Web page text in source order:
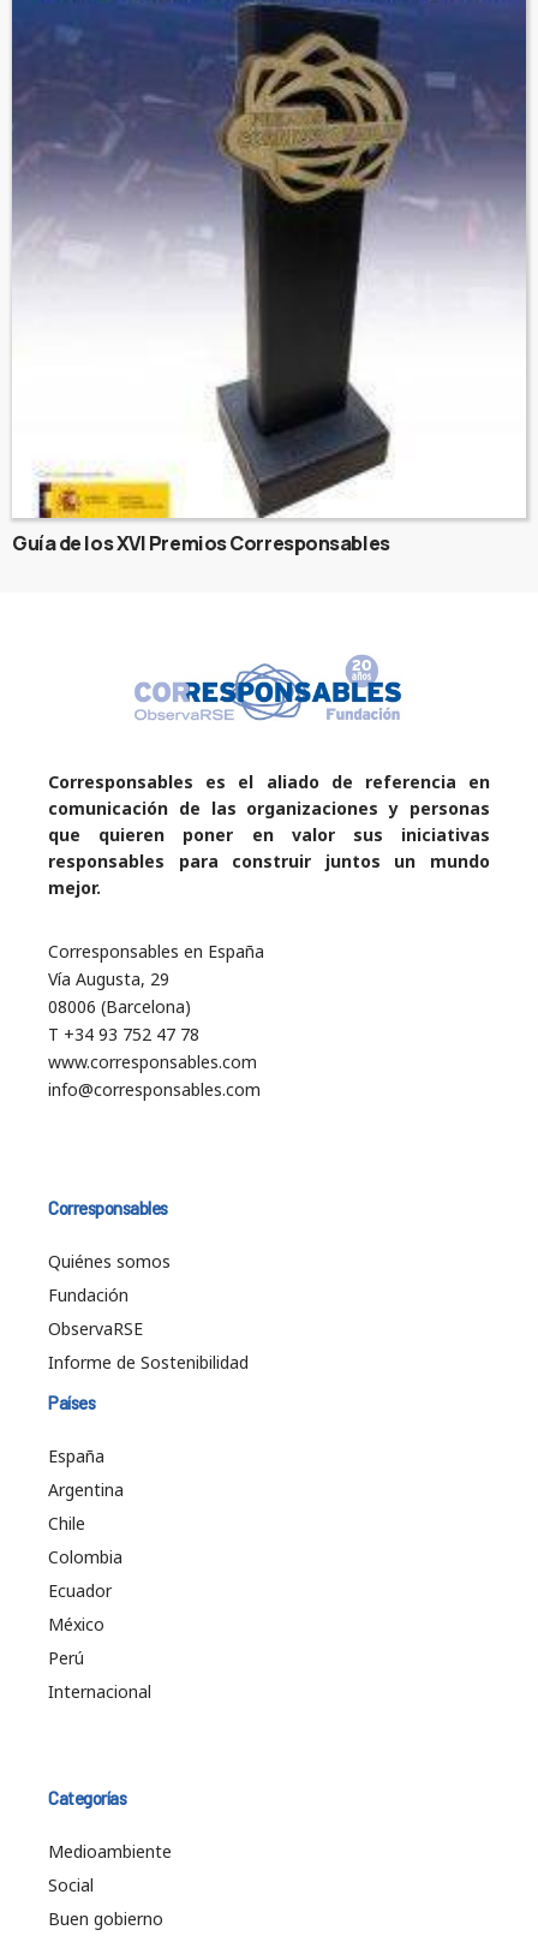
Guía de los XVI Premios Corresponsables
Corresponsables es el aliado de referencia en
comunicación de las organizaciones y personas
que quieren poner en valor sus iniciativas
responsables para construir juntos un mundo
mejor.
Corresponsables en España
Vía Augusta, 29
08006 (Barcelona)
T +34 93 752 47 78
www.corresponsables.com
info@corresponsables.com
Corresponsables
Quiénes somos
Fundación
ObservaRSE
Informe de Sostenibilidad
Países
España
Argentina
Chile
Colombia
Ecuador
México
Perú
Internacional
Categorías
Medioambiente
Social
Buen gobierno